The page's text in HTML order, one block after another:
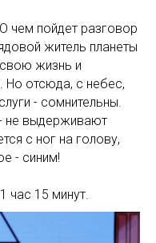
чем пойдет разговор
житель планеты
жизнь и
Но отсюда, с небес,
- сомнительны.
не выдерживают
с ног на голову,
- синим!
час 15 минут.